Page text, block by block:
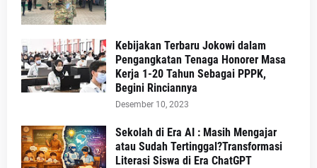
Kebijakan Terbaru Jokowi dalam
Pengangkatan Tenaga Honorer Masa
Kerja 1-20 Tahun Sebagai PPPK,
Begini Rinciannya
Desember 10, 2023
Sekolah di Era AI : Masih Mengajar
atau Sudah Tertinggal?Transformasi
Literasi Siswa di Era ChatGPT